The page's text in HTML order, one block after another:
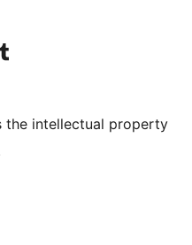
channel
Visit our Tumblr account
the intellectual property